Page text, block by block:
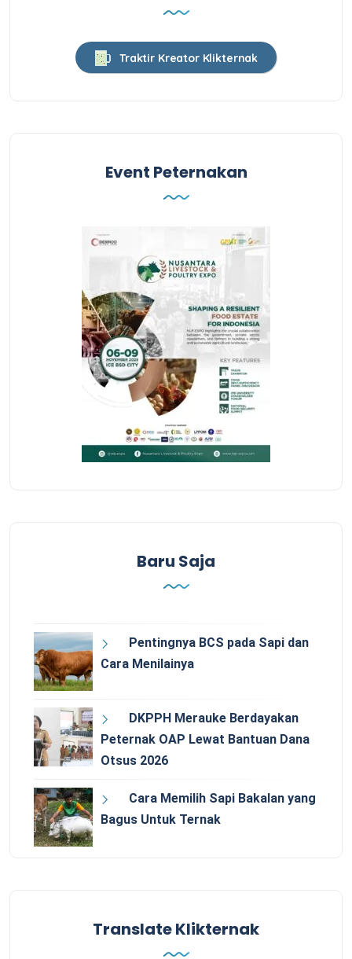
Traktir Kreator Klikternak
Event Peternakan
Baru Saja
Pentingnya BCS pada Sapi dan
Cara Menilainya
DKPPH Merauke Berdayakan
Peternak OAP Lewat Bantuan Dana
Otsus 2026
Cara Memilih Sapi Bakalan yang
Bagus Untuk Ternak
Translate Klikternak